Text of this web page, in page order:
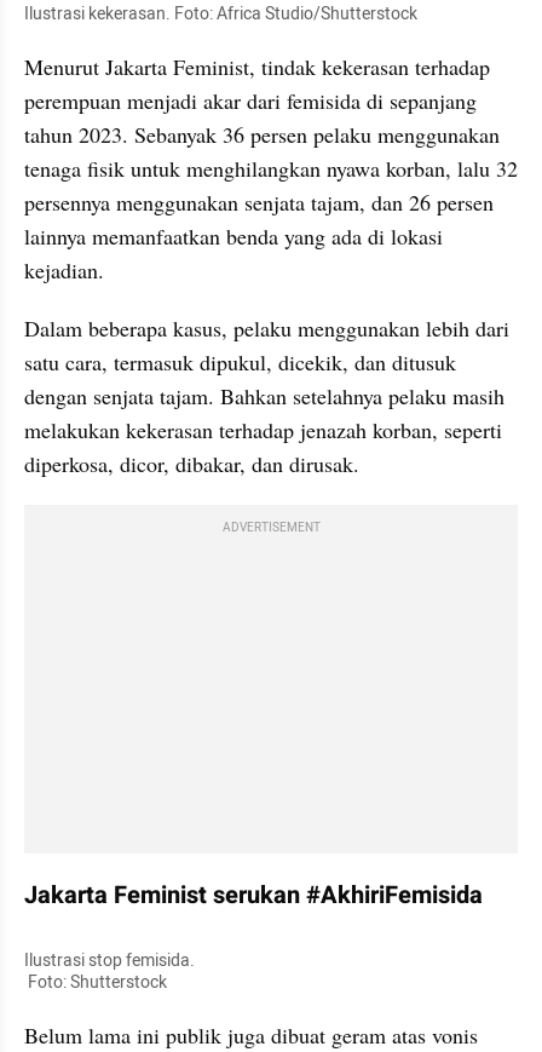
Ilustrasi kekerasan. Foto: Africa Studio/Shutterstock
Menurut Jakarta Feminist, tindak kekerasan terhadap
perempuan menjadi akar dari femisida di sepanjang
tahun 2023. Sebanyak 36 persen pelaku menggunakan
tenaga fisik untuk menghilangkan nyawa korban, lalu 32
persennya menggunakan senjata tajam, dan 26 persen
lainnya memanfaatkan benda yang ada di lokasi
kejadian.
Dalam beberapa kasus, pelaku menggunakan lebih dari
satu cara, termasuk dipukul, dicekik, dan ditusuk
dengan senjata tajam. Bahkan setelahnya pelaku masih
melakukan kekerasan terhadap jenazah korban, seperti
diperkosa, dicor, dibakar, dan dirusak.
ADVERTISEMENT
Jakarta Feminist serukan #AkhiriFemisida
Ilustrasi stop femisida.
Foto: Shutterstock
Belum lama ini publik juga dibuat geram atas vonis